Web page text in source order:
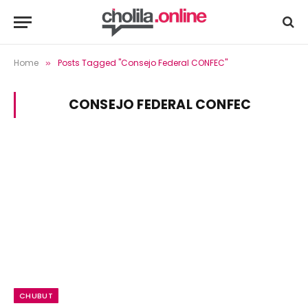
Home » Posts Tagged "Consejo Federal CONFEC"
CONSEJO FEDERAL CONFEC
CHUBUT